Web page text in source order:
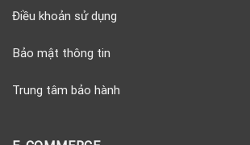
Điều khoản sử dụng
Bảo mật thông tin
Trung tâm bảo hành